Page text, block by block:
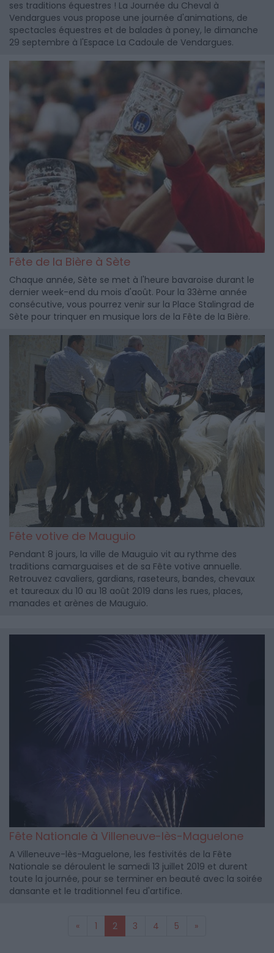
ses traditions équestres ! La Journée du Cheval à
Vendargues vous propose une journée d'animations, de
spectacles équestres et de balades à poney, le dimanche
29 septembre à l'Espace La Cadoule de Vendargues.
Fête de la Bière à Sète
Chaque année, Sète se met à l'heure bavaroise durant le
dernier week-end du mois d'août. Pour la 33ème année
consécutive, vous pourrez venir sur la Place Stalingrad de
Sète pour trinquer en musique lors de la Fête de la Bière.
Fête votive de Mauguio
Pendant 8 jours, la ville de Mauguio vit au rythme des
traditions camarguaises et de sa Fête votive annuelle.
Retrouvez cavaliers, gardians, raseteurs, bandes, chevaux
et taureaux du 10 au 18 août 2019 dans les rues, places,
manades et arènes de Mauguio.
Fête Nationale à Villeneuve-lès-Maguelone
A Villeneuve-lès-Maguelone, les festivités de la Fête
Nationale se déroulent le samedi 13 juillet 2019 et durent
toute la journée, pour se terminer en beauté avec la soirée
dansante et le traditionnel feu d'artifice.
« 1 2 3 4 5 »